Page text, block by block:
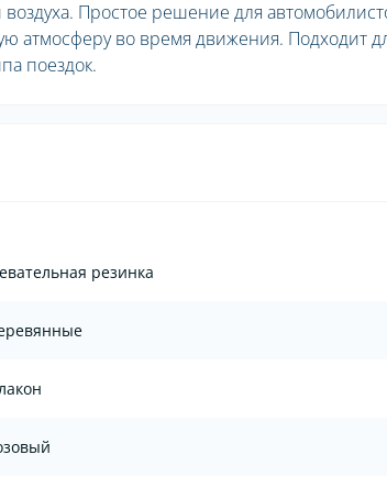
Простое решение для
атмосферу во время движения. Подходит
поездок.
резинка